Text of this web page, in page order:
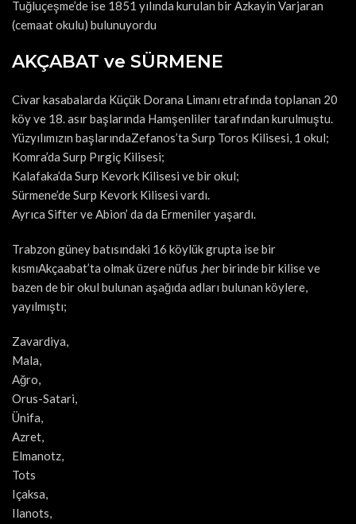
Tuğluçeşme’de ise 1851 yılında kurulan bir Azkayin Varjaran
(cemaat okulu) bulunuyordu
AKÇABAT ve SÜRMENE
Civar kasabalarda Küçük Dorana Limanı etrafında toplanan 20
köy ve 18. asır başlarında Hamşenliler tarafından kurulmuştu.
Yüzyılımızın başlarındaZefanos’ta Surp Toros Kilisesi, 1 okul;
Komra’da Surp Pırgiç Kilisesi;
Kalafaka’da Surp Kevork Kilisesi ve bir okul;
Sürmene’de Surp Kevork Kilisesi vardı.
Ayrıca Sifter ve Abion’ da da Ermeniler yaşardı.
Trabzon güney batısındaki 16 köylük grupta ise bir
kısmıAkçaabat’ta olmak üzere nüfus ,her birinde bir kilise ve
bazen de bir okul bulunan aşağıda adları bulunan köylere,
yayılmıştı;
Zavardiya,
Mala,
Ağro,
Orus-Satari,
Ünifa,
Azret,
Elmanotz,
Tots
Içaksa,
Ilanots,